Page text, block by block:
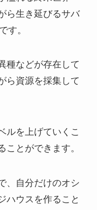
ら生き延びるサバ
す。
種などが存在して
ら資源を採集して
ルを上げていくこ
ことができます。
、自分だけのオシ
ハウスを作ること